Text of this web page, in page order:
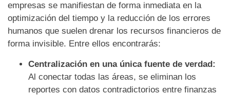
empresas se manifiestan de forma inmediata en la
optimización del tiempo y la reducción de los errores
humanos que suelen drenar los recursos financieros de
forma invisible. Entre ellos encontrarás:
Centralización en una única fuente de verdad:
Al conectar todas las áreas, se eliminan los
reportes con datos contradictorios entre finanzas